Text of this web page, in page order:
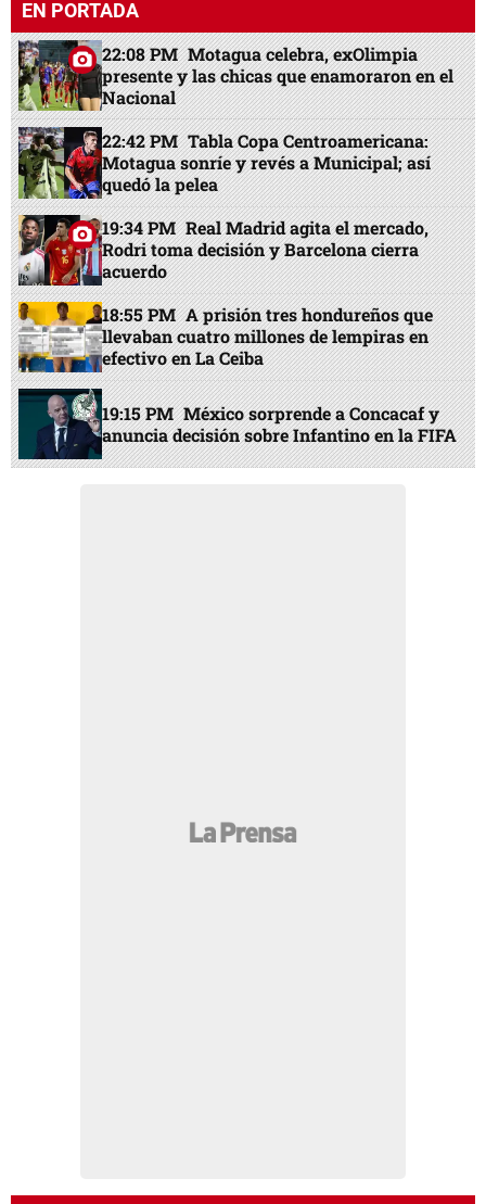
EN PORTADA
22:08 PM Motagua celebra, exOlimpia
presente y las chicas que enamoraron en el
Nacional
22:42 PM Tabla Copa Centroamericana:
Motagua sonríe y revés a Municipal; así
quedó la pelea
19:34 PM Real Madrid agita el mercado,
Rodri toma decisión y Barcelona cierra
acuerdo
18:55 PM A prisión tres hondureños que
llevaban cuatro millones de lempiras en
efectivo en La Ceiba
19:15 PM México sorprende a Concacaf y
anuncia decisión sobre Infantino en la FIFA